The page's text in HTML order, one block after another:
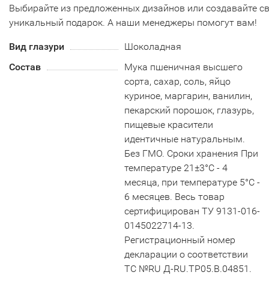
Выбирайте из предложенных дизайнов или создавайте
уникальный подарок. А наши менеджеры помогут вам!
Вид глазури
Шоколадная
Состав
Мука пшеничная высшего
сорта, сахар, соль, яйцо
куриное, маргарин, ванилин,
пекарский порошок, глазурь,
пищевые красители
идентичные натуральным.
Без ГМО. Сроки хранения При
температуре 21±3°С - 4
месяца, при температуре 5°С -
6 месяцев. Весь товар
сертифицирован ТУ 9131-016-
0145022714-13.
Регистрационный номер
декларации о соответствии
ТС №RU Д-RU.TP05.B.04851.